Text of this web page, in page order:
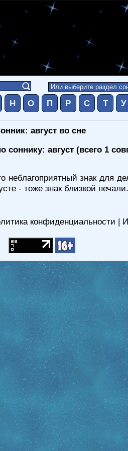
Н О П Р С Т У
август во сне
соннику: август (всего 1
неблагоприятный знак для
- тоже знак близкой печали.
конфиденциальности |